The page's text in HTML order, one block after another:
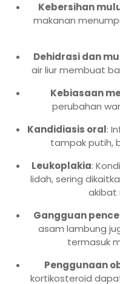
Kebersihan
makanan
Dehidrasi dan
air liur membuat
Kebiasaan
perubahan
Kandidiasis oral:
tampak putih,
Leukoplakia:
lidah, sering
akibat
Gangguan
asam lambung
termasuk
Penggunaan
kortikosteroid